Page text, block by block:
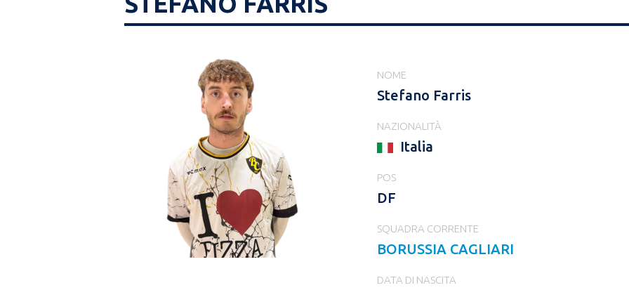
NOME
Stefano Farris
NAZIONALITÀ
Italia
POS
DF
SQUADRA CORRENTE
BORUSSIA CAGLIARI
DATA DI NASCITA